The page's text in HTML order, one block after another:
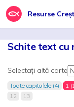
Resurse
Schite text cu
Selectați altă carte
Toate capitolele (4) 1
12
13